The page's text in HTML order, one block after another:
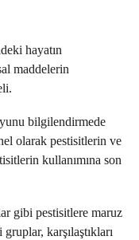
hayatın
maddelerin
bilgilendirmede
olarak pestisitlerin ve
kullanımına son
gibi pestisitlere maruz
karşılaştıkları